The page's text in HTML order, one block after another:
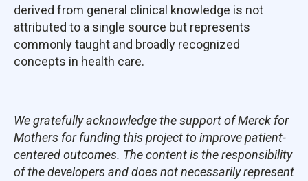
derived from general clinical knowledge is not
attributed to a single source but represents
commonly taught and broadly recognized
concepts in health care.
We gratefully acknowledge the support of Merck for
Mothers for funding this project to improve patient-
centered outcomes. The content is the responsibility
of the developers and does not necessarily represent